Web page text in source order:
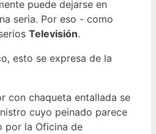
puede dejarse en
seria. Por eso - como
Televisión.
esto se expresa de la
con chaqueta entallada se
cuyo peinado parece
por la Oficina de